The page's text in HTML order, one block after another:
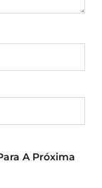
A Próxima